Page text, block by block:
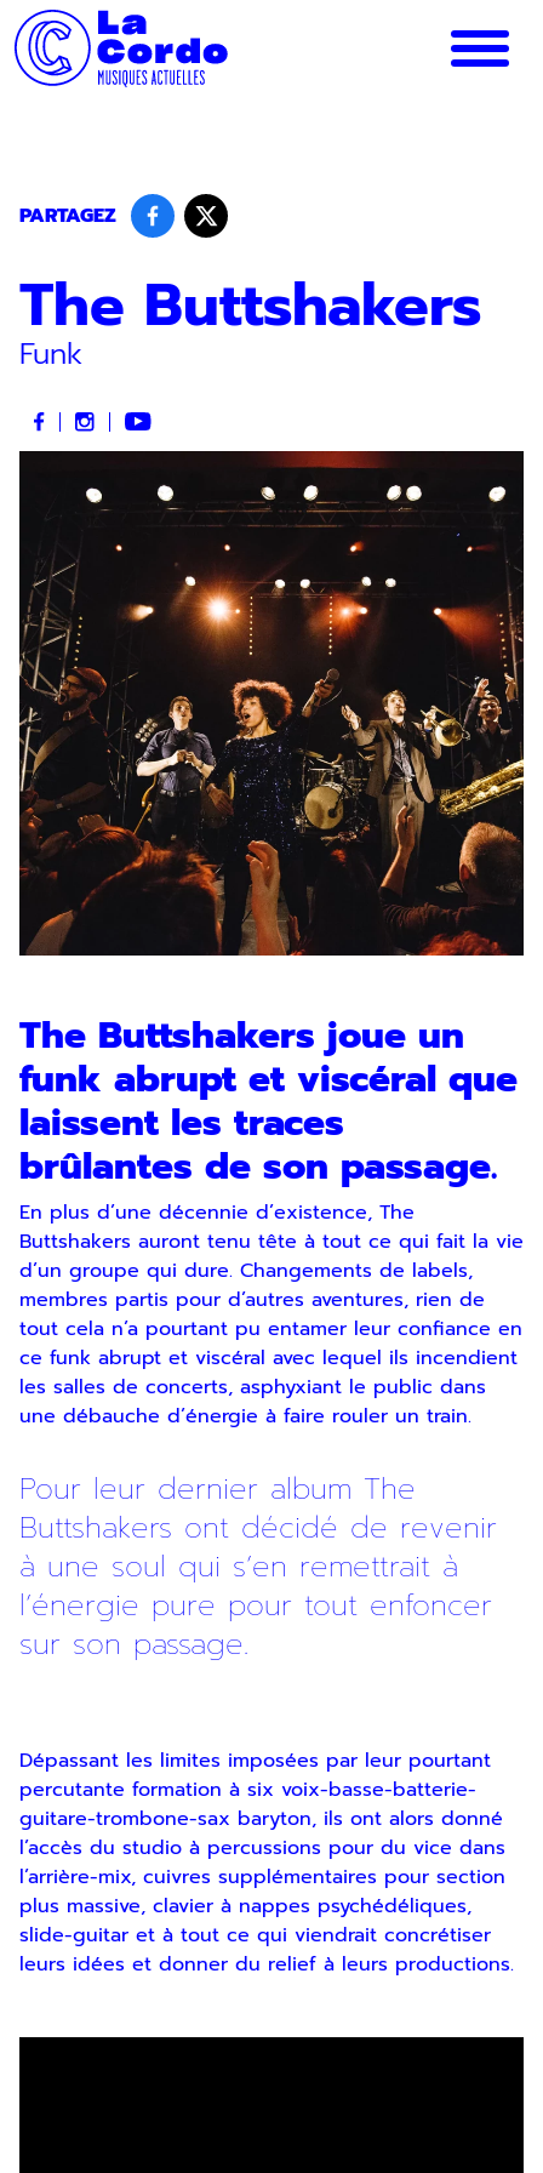
Panneau de gestion des cookies
PARTAGEZ
The Buttshakers
Funk
The Buttshakers joue un
funk abrupt et viscéral que
laissent les traces
brûlantes de son passage.
En plus d’une décennie d’existence, The
Buttshakers auront tenu tête à tout ce qui fait la vie
d’un groupe qui dure. Changements de labels,
membres partis pour d’autres aventures, rien de
tout cela n’a pourtant pu entamer leur confiance en
ce funk abrupt et viscéral avec lequel ils incendient
les salles de concerts, asphyxiant le public dans
une débauche d’énergie à faire rouler un train.
Pour leur dernier album The
Buttshakers ont décidé de revenir
à une soul qui s’en remettrait à
l’énergie pure pour tout enfoncer
sur son passage.
Dépassant les limites imposées par leur pourtant
percutante formation à six voix-basse-batterie-
guitare-trombone-sax baryton, ils ont alors donné
l’accès du studio à percussions pour du vice dans
l’arrière-mix, cuivres supplémentaires pour section
plus massive, clavier à nappes psychédéliques,
slide-guitar et à tout ce qui viendrait concrétiser
leurs idées et donner du relief à leurs productions.
Inscription